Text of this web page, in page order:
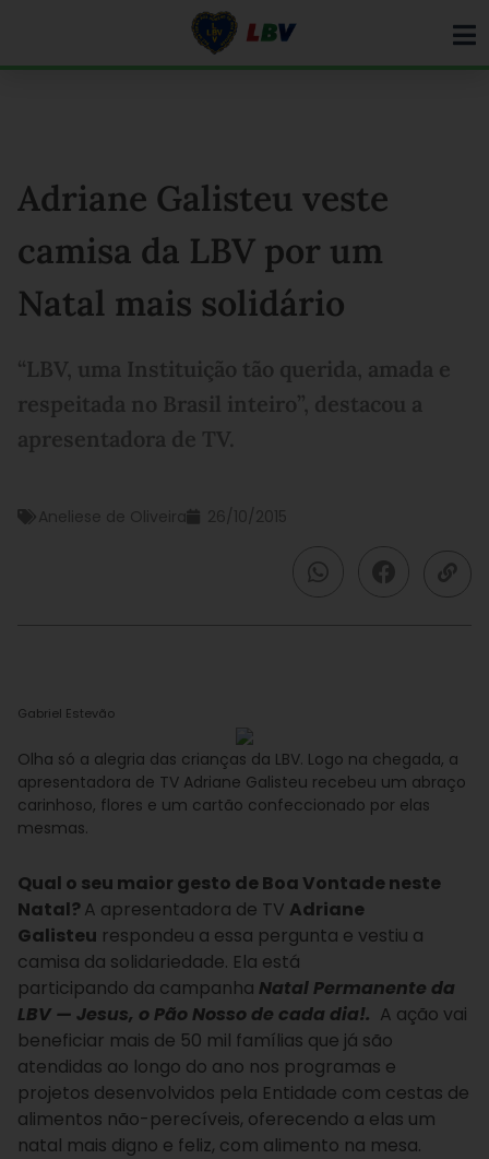
Adriane Galisteu veste
camisa da LBV por um
Natal mais solidário
“LBV, uma Instituição tão querida, amada e
respeitada no Brasil inteiro”, destacou a
apresentadora de TV.
Aneliese de Oliveira 26/10/2015
Gabriel Estevão
Olha só a alegria das crianças da LBV. Logo na chegada, a
apresentadora de TV Adriane Galisteu recebeu um abraço
carinhoso, flores e um cartão confeccionado por elas
mesmas.
Qual o seu maior gesto de Boa Vontade neste
Natal?A apresentadora de TV Adriane
Galisteu respondeu a essa pergunta e vestiu a
camisa da solidariedade. Ela está
participando da campanha Natal Permanente da
LBV — Jesus, o Pão Nosso de cada dia!. A ação vai
beneficiar mais de 50 mil famílias que já são
atendidas ao longo do ano nos programas e
projetos desenvolvidos pela Entidade com cestas de
alimentos não-perecíveis, oferecendo a elas um
natal mais digno e feliz, com alimento na mesa.